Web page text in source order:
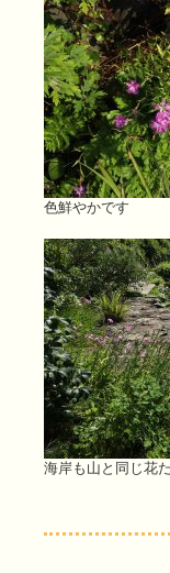
色鮮やかです
海岸も山と同じ花